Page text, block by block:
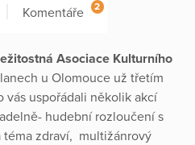
Komentáře 2
Asociace Kulturního
u Olomouce už třetím
vás uspořádali několik akcí
hudební rozloučení s
téma zdraví, multižánrový